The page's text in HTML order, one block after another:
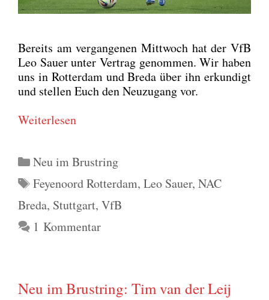
Bereits am ver­gan­ge­nen Mitt­woch hat der VfB
Leo Sau­er unter Ver­trag genom­men. Wir haben
uns in Rot­ter­dam und Bre­da über ihn erkun­digt
und stel­len Euch den Neu­zu­gang vor.
Wei­ter­le­sen
Kategorien
Neu im Brustring
Schlagwörter
Feyenoord Rotterdam, Leo Sauer, NAC
Breda, Stuttgart, VfB
1 Kommentar
Neu im Brustring: Tim van der Leij